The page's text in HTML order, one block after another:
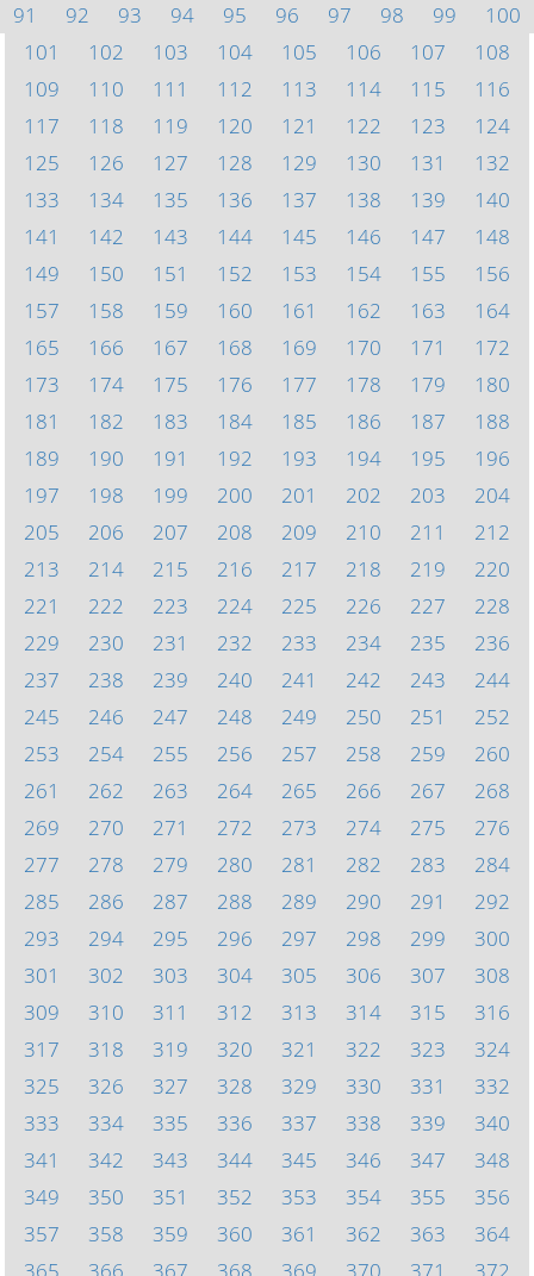
91
92 93 94 95 96 97 98 99
100
101
102 103 104 105 106 107
108
109
110 111 112 113 114 115
116
117
118 119 120 121 122 123
124
125
126 127 128 129 130 131
132
133
134 135 136 137 138 139
140
141
142 143 144 145 146 147
148
149
150 151 152 153 154 155
156
157
158 159 160 161 162 163
164
165
166 167 168 169 170 171
172
173
174 175 176 177 178 179
180
181
182 183 184 185 186 187
188
189
190 191 192 193 194 195
196
197
198 199 200 201 202 203
204
205
206 207 208 209 210 211
212
213
214 215 216 217 218 219
220
221
222 223 224 225 226 227
228
229
230 231 232 233 234 235
236
237
238 239 240 241 242 243
244
245
246 247 248 249 250 251
252
253
254 255 256 257 258 259
260
261
262 263 264 265 266 267
268
269
270 271 272 273 274 275
276
277
278 279 280 281 282 283
284
285
286 287 288 289 290 291
292
293
294 295 296 297 298 299
300
301
302 303 304 305 306 307
308
309
310 311 312 313 314 315
316
317
318 319 320 321 322 323
324
325
326 327 328 329 330 331
332
333
334 335 336 337 338 339
340
341
342 343 344 345 346 347
348
349
350 351 352 353 354 355
356
357
358 359 360 361 362 363
364